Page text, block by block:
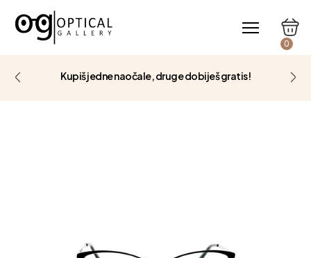
0
Kupiš jedne naočale, druge dobiješ gratis!